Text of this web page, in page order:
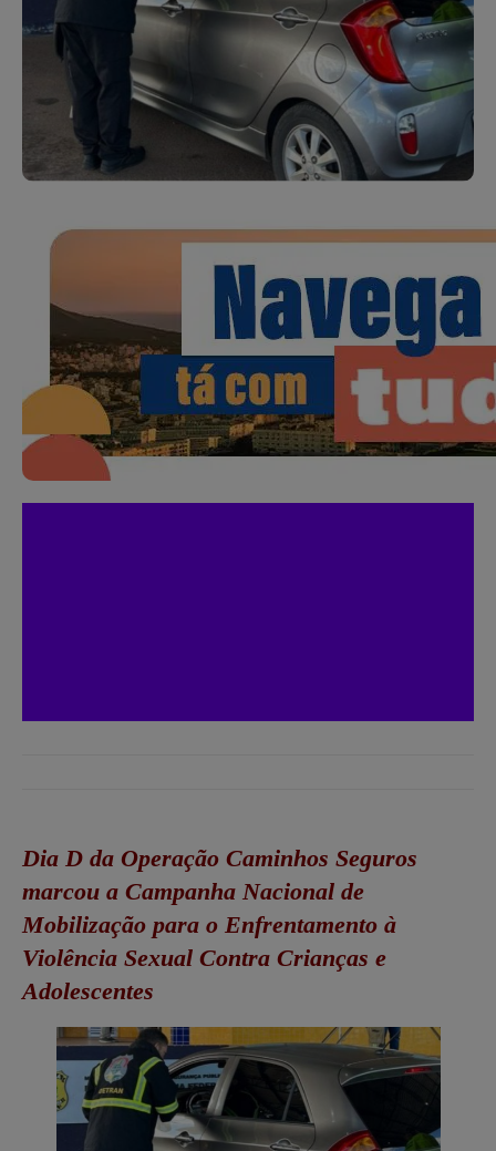
Dia D da Operação Caminhos Seguros
marcou a Campanha Nacional de
Mobilização para o Enfrentamento à
Violência Sexual Contra Crianças e
Adolescentes